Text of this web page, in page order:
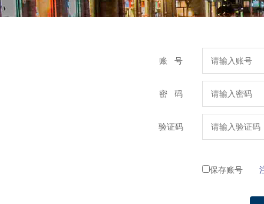
账 号
密 码
验证码
保存账号